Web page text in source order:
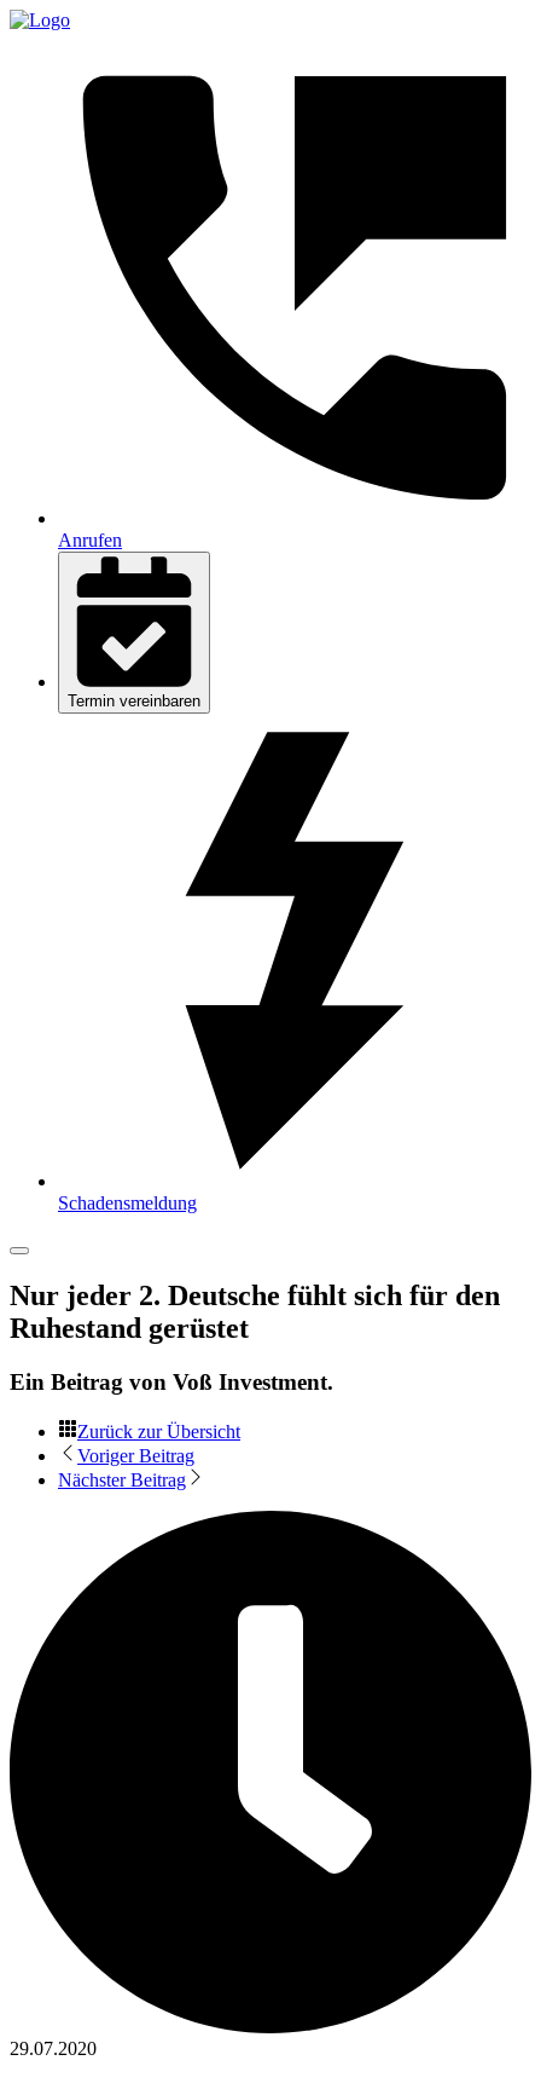
Anrufen
Termin vereinbaren
Schadensmeldung
Nur jeder 2. Deutsche fühlt sich für den
Ruhestand gerüstet
Ein Beitrag von Voß Investment.
Zurück zur Übersicht
Voriger Beitrag
Nächster Beitrag
29.07.2020